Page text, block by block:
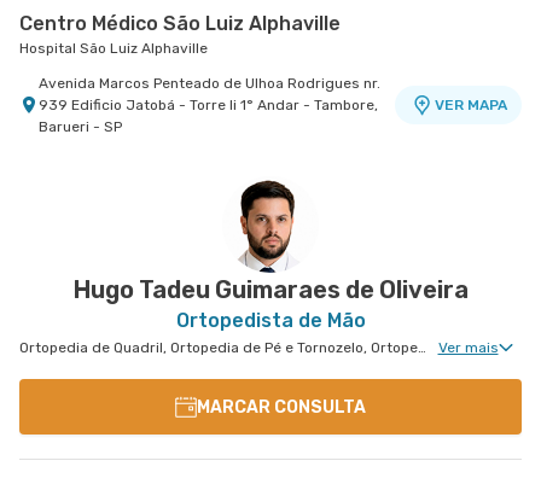
Centro Médico São Luiz Alphaville
Hospital São Luiz Alphaville
Avenida Marcos Penteado de Ulhoa Rodrigues nr.
939 Edificio Jatobá - Torre Ii 1° Andar - Tambore,
Barueri - SP
VER MAPA
Avenida Dionysia Alves Barreto nr. 678 - Vila
Hugo Tadeu Guimaraes de Oliveira
Ortopedista de Mão
Ortopedia de Quadril, Ortopedia de Pé e Tornozelo, Ortopedia de Ombro, Ortopedia de Joelho, Ortopedia de Coluna, Ortopedia Geral, Cirurgia de Joelho, Cirurgia de Coluna, Cirurgia de Punho, Ortopedia de Punho, Clínica da Dor Geral, Ortopedia de Cotovelo, Cirurgia de Cotovelo, Cirurgia de Quadril, Cirurgia de Ombro, Cirurgia de Pé e Tornozelo, Cirurgia de Mão Ver mais
MARCAR CONSULTA